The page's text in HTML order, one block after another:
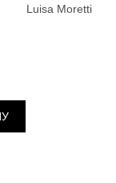
Luisa Moretti